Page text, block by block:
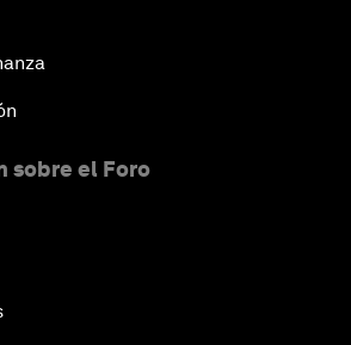
sobre el Foro